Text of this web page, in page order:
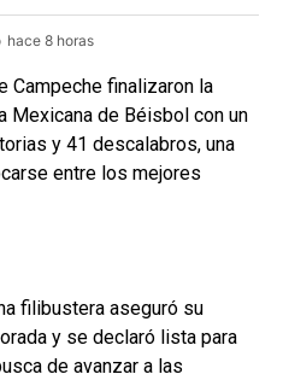
hace 8 horas
Campeche finalizaron la
Mexicana de Béisbol con un
y 41 descalabros, una
entre los mejores
filibustera aseguró su
y se declaró lista para
de avanzar a las